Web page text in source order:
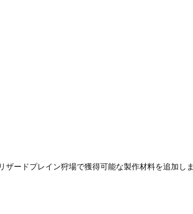
ードプレイン狩場で獲得可能な製作材料を追加しま